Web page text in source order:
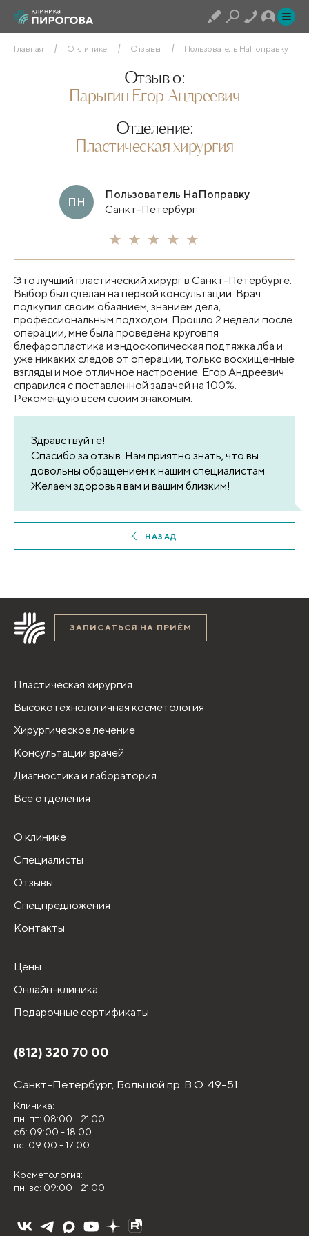
Главная О клинике Отзывы Пользователь НаПоправку
Отзыв о:
Парыгин Егор Андреевич
Отделение:
Пластическая хирургия
ПН
Пользователь НаПоправку
Санкт-Петербург
Это лучший пластический хирург в Санкт-Петербурге.
Выбор был сделан на первой консультации. Врач
подкупил своим обаянием, знанием дела,
профессиональным подходом. Прошло 2 недели после
операции, мне была проведена круговпя
блефаропластика и эндоскопическая подтяжка лба и
уже никаких следов от операции, только восхищенные
взгляды и мое отличное настроение. Егор Андреевич
справился с поставленной задачей на 100%.
Рекомендую всем своим знакомым.
Здравствуйте!
Спасибо за отзыв. Нам приятно знать, что вы
довольны обращением к нашим специалистам.
Желаем здоровья вам и вашим близким!
НАЗАД
ЗАПИСАТЬСЯ НА ПРИЁМ
Пластическая хирургия
Высокотехнологичная косметология
Хирургическое лечение
Консультации врачей
Диагностика и лаборатория
Все отделения
О клинике
Специалисты
Отзывы
Спецпредложения
Контакты
Цены
Онлайн-клиника
Подарочные сертификаты
(812) 320 70 00
Санкт-Петербург, Большой пр. В.О. 49-51
Клиника:
пн-пт: 08:00 - 21:00
сб: 09:00 - 18:00
вс: 09:00 - 17:00
Косметология:
пн-вс: 09:00 - 21:00